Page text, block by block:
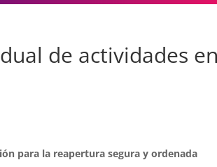
de actividades
para la reapertura segura y ordenada